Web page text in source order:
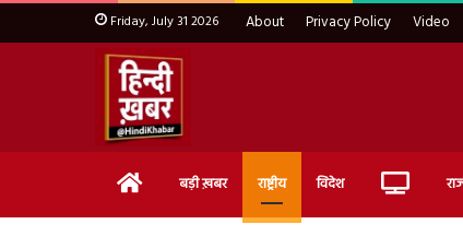
Friday, July 31 2026 About Privacy Policy Video
Home बड़ी ख़बर राष्ट्रीय विदेश Live